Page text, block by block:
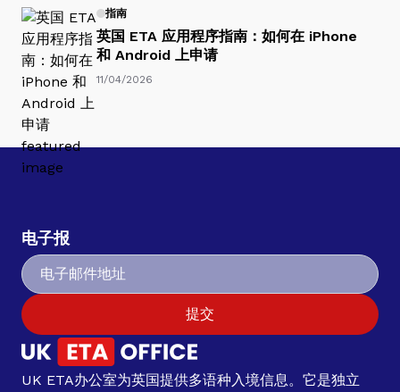
指南
英国 ETA 应用程序指南：如何在 iPhone
和 Android 上申请
11/04/2026
电子报
提交
UK ETA办公室为英国提供多语种入境信息。它是独立